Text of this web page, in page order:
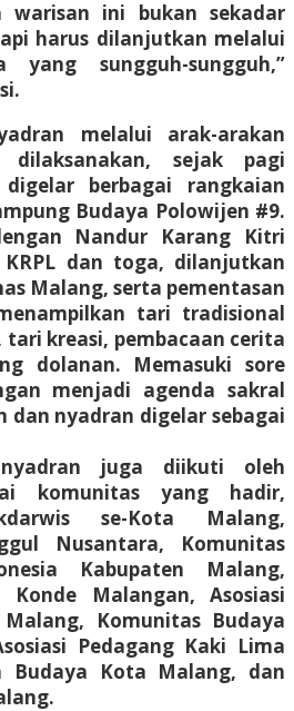
warisan ini bukan sekadar
harus dilanjutkan melalui
yang sungguh-sungguh,”
melalui arak-arakan
dilaksanakan, sejak pagi
berbagai rangkaian
Budaya Polowijen #9.
Nandur Karang Kitri
KRPL dan toga, dilanjutkan
Malang, serta pementasan
tari tradisional
kreasi, pembacaan cerita
dolanan. Memasuki sore
menjadi agenda sakral
dan nyadran digelar sebagai
juga diikuti oleh
komunitas yang hadir,
se-Kota Malang,
Nusantara, Komunitas
Kabupaten Malang,
Konde Malangan, Asosiasi
Komunitas Budaya
Pedagang Kaki Lima
Budaya Kota Malang, dan